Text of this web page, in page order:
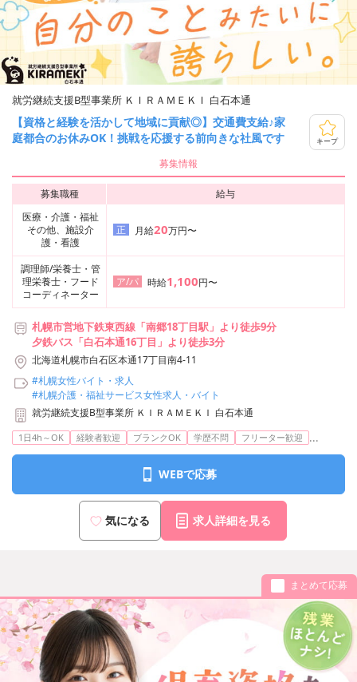
就労継続支援B型事業所 ＫＩＲＡＭＥＫＩ 白石本通
【資格と経験を活かして地域に貢献◎】交通費支給♪家
庭都合のお休みOK！挑戦を応援する前向きな社風です
キープ
募集情報
募集職種
給与
医療・介護・福祉
その他、施設介
護・看護
正 月給20万円〜
調理師/栄養士・管
理栄養士・フード
コーディネーター
ア/パ 時給1,100円〜
札幌市営地下鉄東西線「南郷18丁目駅」より徒歩9分
夕鉄バス「白石本通16丁目」より徒歩3分
北海道札幌市白石区本通17丁目南4-11
#札幌女性バイト・求人
#札幌介護・福祉サービス女性求人・バイト
就労継続支援B型事業所 ＫＩＲＡＭＥＫＩ 白石本通
1日4h～OK 経験者歓迎 ブランクOK 学歴不問 フリーター歓迎 ...
WEBで応募
気になる 求人詳細を見る
まとめて応募